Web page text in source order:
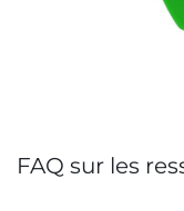
FAQ sur les